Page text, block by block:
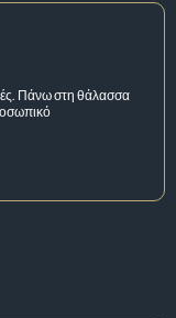
Πάνω στη θάλασσα